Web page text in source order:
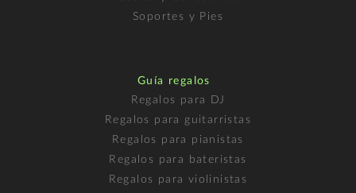
Soportes y Pies
Guía regalos
Regalos para DJ
Regalos para guitarristas
Regalos para pianistas
Regalos para bateristas
Regalos para violinistas